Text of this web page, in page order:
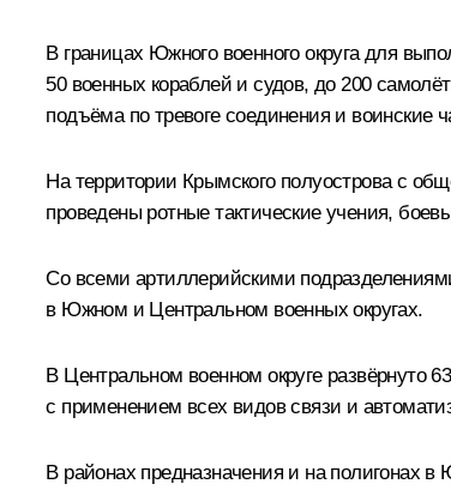
В границах Южного военного округа для
50 военных кораблей и судов, до 200
подъёма по тревоге соединения и воинские
На территории Крымского полуострова с
проведены ротные тактические учения,
Со всеми артиллерийскими
в Южном и Центральном военных округах.
В Центральном военном округе развёрнуто
с применением всех видов связи и
В районах предназначения и на полигонах в